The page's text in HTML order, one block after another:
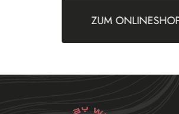
ZUM ONLINESHOP